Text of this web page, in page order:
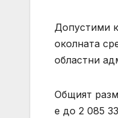
Допустими
околната
областни
Общият
е до 2 085